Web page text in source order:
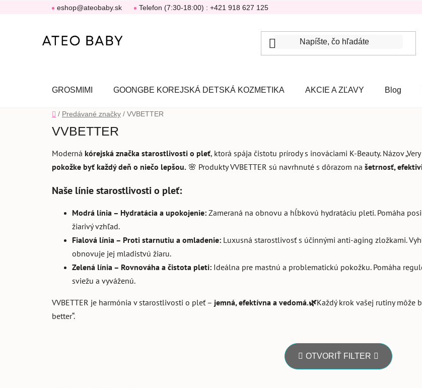
eshop@ateobaby.sk Telefon (7:30-18:00) : +421 918 627 125
GROSMIMI GOONGBE KOREJSKÁ DETSKÁ KOZMETIKA AKCIE A ZĽAVY Blog
Domov
/ Predávané značky / VVBETTER
VVBETTER
Moderná kórejská značka starostlivosti o pleť, ktorá spája čistotu prírody s inováciami K-Beauty. Názov
pokožke byť každý deň o niečo lepšou. 🌸 Produkty VVBETTER sú navrhnuté s dôrazom na šetrnosť,
Naše línie starostlivosti o pleť:
Modrá línia – Hydratácia a upokojenie: Zameraná na obnovu a hĺbkovú hydratáciu pleti. Pomáha
žiarivý vzhľad.
Fialová línia – Proti starnutiu a omladenie: Luxusná starostlivosť s účinnými anti-aging zložkami.
obnovuje jej mladistvú žiaru.
Zelená línia – Rovnováha a čistota pleti: Ideálna pre mastnú a problematickú pokožku. Pomáha
sviežu a vyváženú.
VVBETTER je harmónia v starostlivosti o pleť – jemná, efektívna a vedomá.🌿Každý krok vašej rutiny môže
better“.
OTVORIŤ FILTER